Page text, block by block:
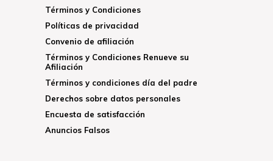
Términos y Condiciones
Políticas de privacidad
Convenio de afiliación
Términos y Condiciones Renueve su
Afiliación
Términos y condiciones día del padre
Derechos sobre datos personales
Encuesta de satisfacción
Anuncios Falsos